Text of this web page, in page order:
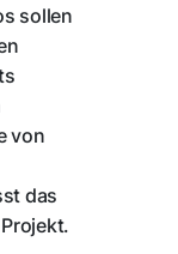
sollen
von
das